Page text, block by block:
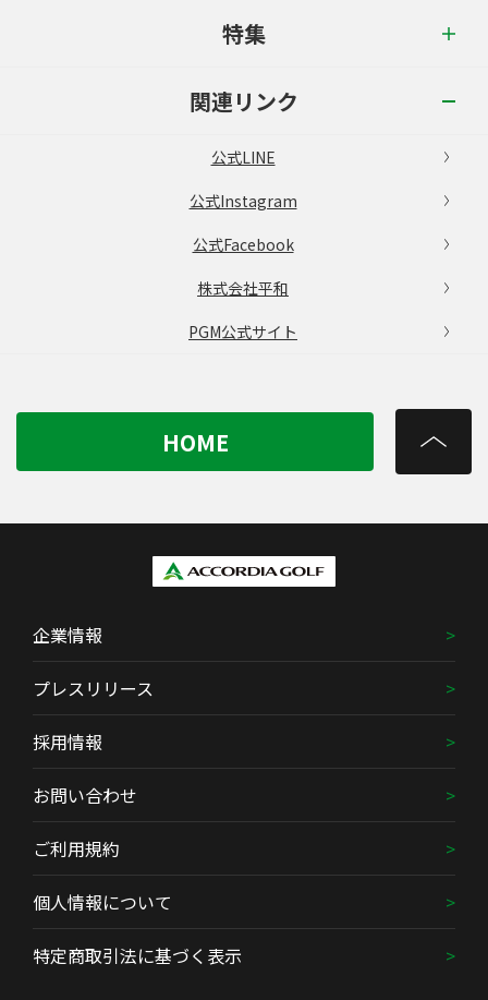
特集
関連リンク
公式LINE
公式Instagram
公式Facebook
株式会社平和
PGM公式サイト
HOME
企業情報
プレスリリース
採用情報
お問い合わせ
ご利用規約
個人情報について
特定商取引法に基づく表示